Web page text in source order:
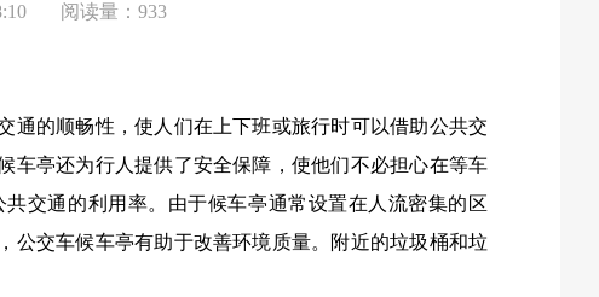
阅读量：933
通的顺畅性，使人们在上下班或旅行时可以借助公共交
车亭还为行人提供了安全保障，使他们不必担心在等车
交通的利用率。由于候车亭通常设置在人流密集的区
公交车候车亭有助于改善环境质量。附近的垃圾桶和垃